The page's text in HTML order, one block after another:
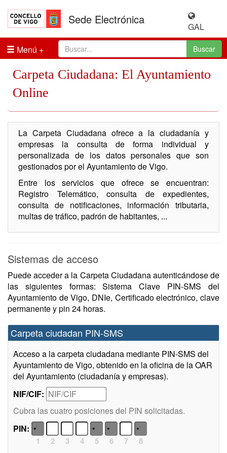
Sede Electrónica
GAL
Menú
Buscar
Carpeta Ciudadana: El Ayuntamiento
Online
La Carpeta Ciudadana ofrece a la ciudadanía y
empresas la consulta de forma individual y
personalizada de los datos personales que son
gestionados por el Ayuntamiento de Vigo.
Entre los servicios que ofrece se encuentran:
Registro Telemático, consulta de expedientes,
consulta de notificaciones, información tributaria,
multas de tráfico, padrón de habitantes, ...
Sistemas de acceso
Puede acceder a la Carpeta Ciudadana autenticándose de
las siguientes formas: Sistema Clave PIN-SMS del
Ayuntamiento de Vigo, DNIe, Certificado electrónico, clave
permanente y pin 24 horas.
Carpeta ciudadan PIN-SMS
Acceso a la carpeta ciudadana mediante PIN-SMS del
Ayuntamiento de Vigo, obtenido en la oficina de la OAR
del Ayuntamiento (ciudadanía y empresas).
NIF/CIF:
Cubra las cuatro posiciones del PIN solicitadas.
PIN:
1 2 3 4 5 6 7 8